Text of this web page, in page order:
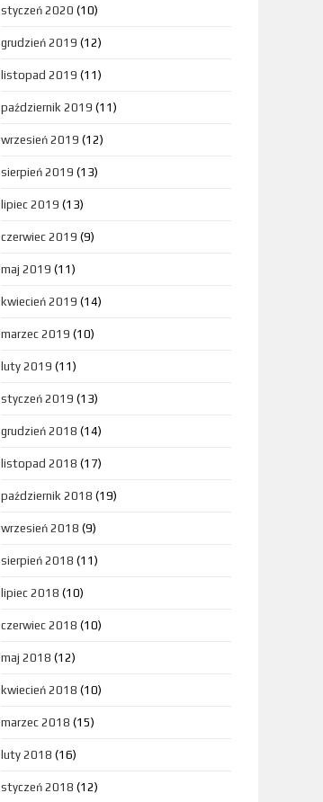
styczeń 2020 (10)
grudzień 2019 (12)
listopad 2019 (11)
październik 2019 (11)
wrzesień 2019 (12)
sierpień 2019 (13)
lipiec 2019 (13)
czerwiec 2019 (9)
maj 2019 (11)
kwiecień 2019 (14)
marzec 2019 (10)
luty 2019 (11)
styczeń 2019 (13)
grudzień 2018 (14)
listopad 2018 (17)
październik 2018 (19)
wrzesień 2018 (9)
sierpień 2018 (11)
lipiec 2018 (10)
czerwiec 2018 (10)
maj 2018 (12)
kwiecień 2018 (10)
marzec 2018 (15)
luty 2018 (16)
styczeń 2018 (12)